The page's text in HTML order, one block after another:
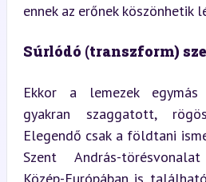
ennek az erőnek köszönhetik
Súrlódó (transzform)
Ekkor a lemezek
gyakran szaggatott,
Elegendő csak a földtani
Szent András-